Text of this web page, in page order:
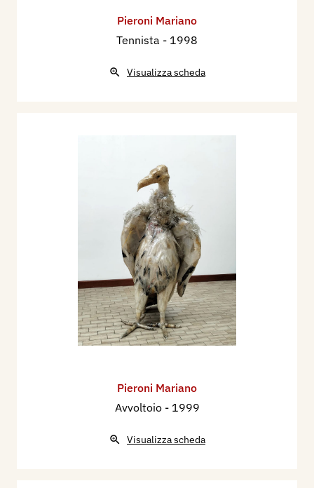
Pieroni Mariano
Tennista - 1998
Visualizza scheda
Pieroni Mariano
Avvoltoio - 1999
Visualizza scheda